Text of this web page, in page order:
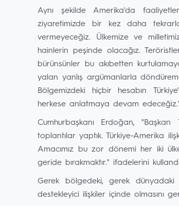
Aynı şekilde Amerika'da
ziyaretimizde bir kez daha
vermeyeceğiz. Ülkemize ve
hainlerin peşinde olacağız.
bürünsünler bu akıbetten
yalan yanlış argümanlarla
Bölgemizdeki hiçbir hesabın
herkese anlatmaya devam
Cumhurbaşkanı Erdoğan,
toplantılar yaptık. Türkiye-Amerika
Amacımız bu zor dönemi her iki
geride bırakmaktır." ifadelerini
Gerek bölgedeki, gerek
destekleyici ilişkiler içinde olmasını